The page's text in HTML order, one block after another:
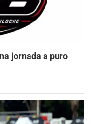
jornada a puro